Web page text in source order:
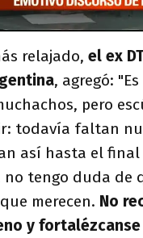
relajado, el ex
, agregó:
pero
todavía faltan
así hasta el
no tengo duda de
merecen. No
y